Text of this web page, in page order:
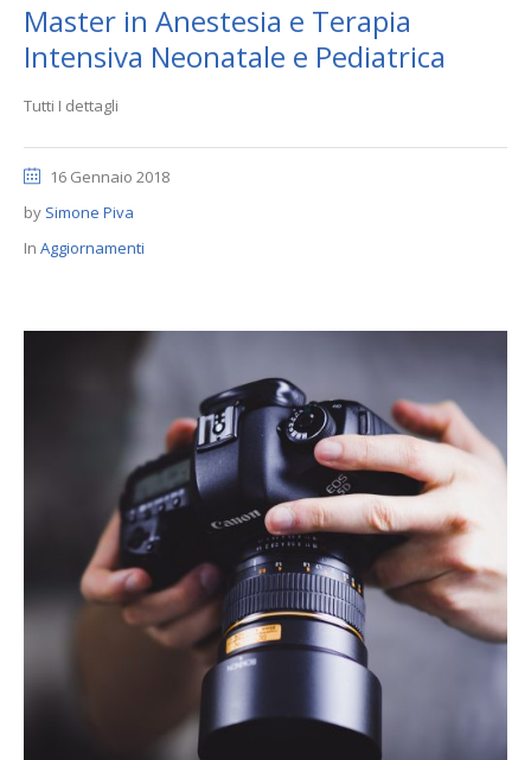
Master in Anestesia e Terapia
Intensiva Neonatale e Pediatrica
Tutti I dettagli
16 Gennaio 2018
by Simone Piva
In Aggiornamenti